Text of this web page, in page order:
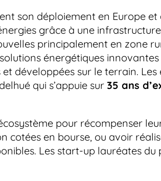
son déploiement en Europe
grâce à une
principalement en zone
énergétiques innovantes
développées sur le terrain.
qui s’appuie sur 35 ans
pour récompenser
en bourse, ou avoir
Les start-up lauréates